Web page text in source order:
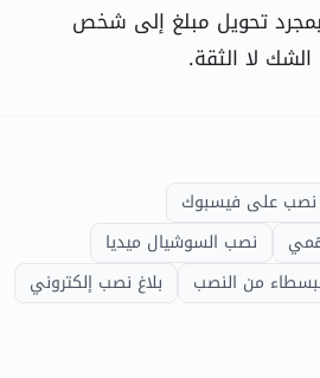
تحويل مبلغ إلى شخص
لا الثقة.
نصب على فيسبوك
نصب السوشيال ميديا
من النصب
بلاغ نصب إلكتروني